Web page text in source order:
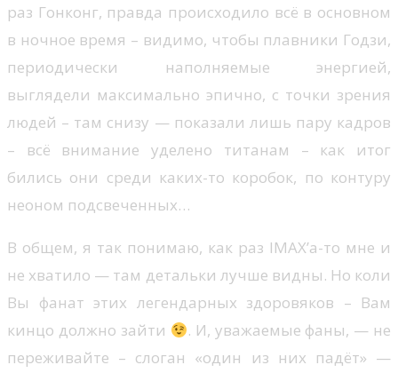
раз Гонконг, правда происходило всё в основном
в ночное время – видимо, чтобы плавники Годзи,
периодически наполняемые энергией,
выглядели максимально эпично, с точки зрения
людей – там снизу — показали лишь пару кадров
– всё внимание уделено титанам – как итог
бились они среди каких-то коробок, по контуру
неоном подсвеченных…
В общем, я так понимаю, как раз IMAX’а-то мне и
не хватило — там детальки лучше видны. Но коли
Вы фанат этих легендарных здоровяков – Вам
кинцо должно зайти
. И, уважаемые фаны, — не
переживайте – слоган «один из них падёт» —